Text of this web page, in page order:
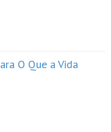
O Que a Vida